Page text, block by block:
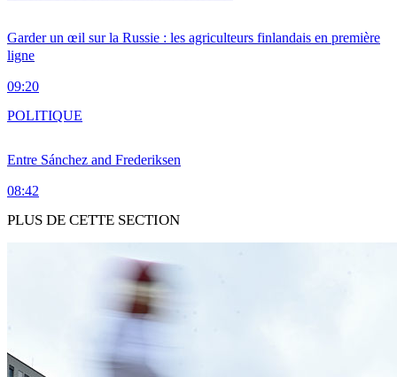
Garder un œil sur la Russie : les agriculteurs finlandais en première
ligne
09:20
Entre Sánchez and Frederiksen
08:42
POLITIQUE
PLUS DE CETTE SECTION